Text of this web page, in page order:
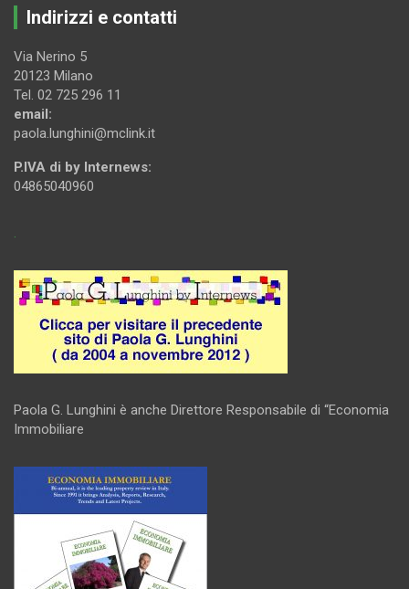
Indirizzi e contatti
Via Nerino 5
20123 Milano
Tel. 02 725 296 11
email:
paola.lunghini@mclink.it
P.IVA di by Internews:
04865040960
.
Paola G. Lunghini è anche Direttore Responsabile di “Economia
Immobiliare